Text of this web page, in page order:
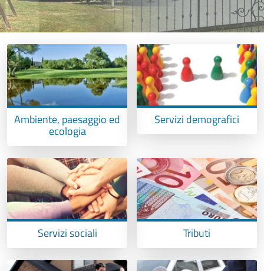
Ambiente, paesaggio ed
ecologia
Servizi demografici
Servizi sociali Tributi